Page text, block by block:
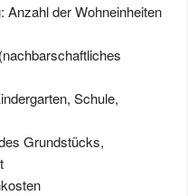
Anzahl der Wohneinheiten
Schule,
Grundstücks,